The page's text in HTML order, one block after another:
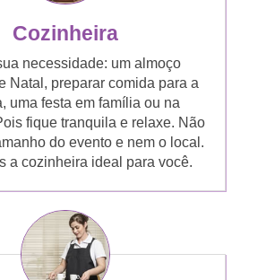
Cozinheira
necessidade: um almoço
Natal, preparar comida para a
uma festa em família ou na
fique tranquila e relaxe. Não
do evento e nem o local.
a cozinheira ideal para você.